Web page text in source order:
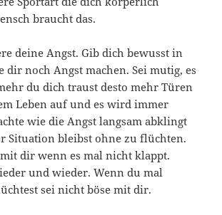
braucht das.
deine Angst. Gib dich bewusst in
dir noch Angst machen. Sei mutig, es
du dich traust desto mehr Türen
Leben auf und es wird immer
wie die Angst langsam abklingt
Situation bleibst ohne zu flüchten.
dir wenn es mal nicht klappt.
und wieder. Wenn du mal
sei nicht böse mit dir.